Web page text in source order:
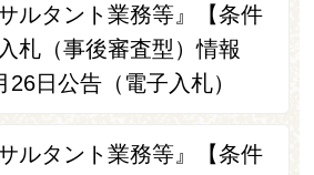
ルタント業務等』【条件
札（事後審査型）情報
26日公告（電子入札）
ルタント業務等』【条件